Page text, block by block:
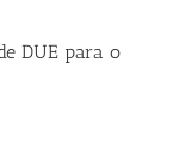
DUE para o